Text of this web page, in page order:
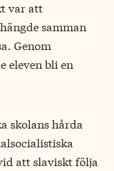
var att
samman
Genom
eleven bli en
skolans hårda
att slaviskt följa